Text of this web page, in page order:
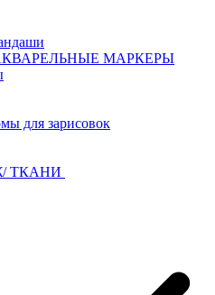
АКВАРЕЛЬНЫЕ МАРКЕРЫ
для зарисовок
ТКАНИ